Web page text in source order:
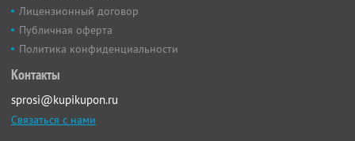
Лицензионный договор
Публичная оферта
Политика конфиденциальности
Контакты
sprosi@kupikupon.ru
Связаться с нами